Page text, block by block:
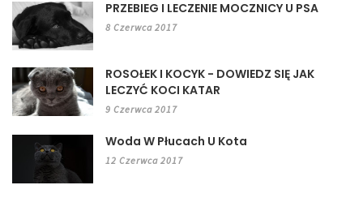
PRZEBIEG I LECZENIE MOCZNICY U PSA
8 Czerwca 2017
ROSOŁEK I KOCYK - DOWIEDZ SIĘ JAK
LECZYĆ KOCI KATAR
9 Czerwca 2017
Woda W Płucach U Kota
12 Czerwca 2017